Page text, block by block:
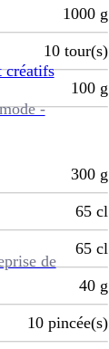
créatifs
-
de
1000 g
10 tour(s)
100 g
300 g
65 cl
65 cl
40 g
10 pincée(s)